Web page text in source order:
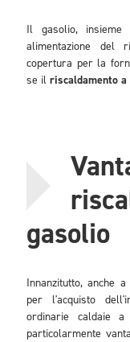
Il gasolio,
alimentazione del
copertura per la
se il riscaldamento
gasolio
Innanzitutto, anche
per l'acquisto
ordinarie caldaie
particolarmente